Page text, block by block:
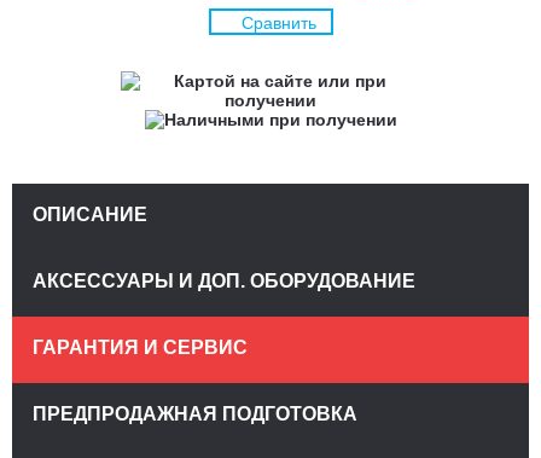
Сравнить
ОПИСАНИЕ
АКСЕССУАРЫ И ДОП. ОБОРУДОВАНИЕ
ГАРАНТИЯ И СЕРВИС
ПРЕДПРОДАЖНАЯ ПОДГОТОВКА